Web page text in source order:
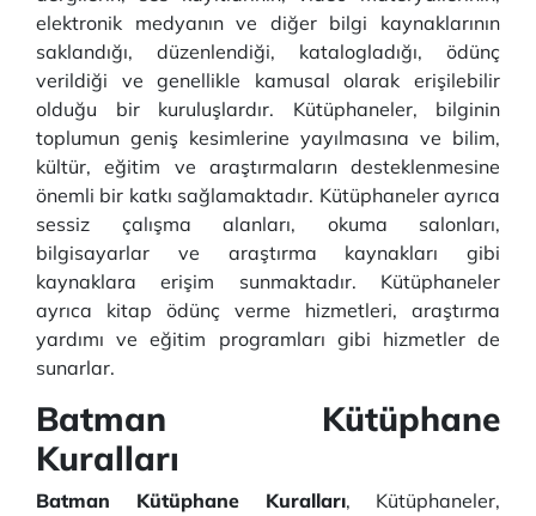
elektronik medyanın ve diğer bilgi kaynaklarının
saklandığı, düzenlendiği, katalogladığı, ödünç
verildiği ve genellikle kamusal olarak erişilebilir
olduğu bir kuruluşlardır. Kütüphaneler, bilginin
toplumun geniş kesimlerine yayılmasına ve bilim,
kültür, eğitim ve araştırmaların desteklenmesine
önemli bir katkı sağlamaktadır. Kütüphaneler ayrıca
sessiz çalışma alanları, okuma salonları,
bilgisayarlar ve araştırma kaynakları gibi
kaynaklara erişim sunmaktadır. Kütüphaneler
ayrıca kitap ödünç verme hizmetleri, araştırma
yardımı ve eğitim programları gibi hizmetler de
sunarlar.
Batman Kütüphane
Kuralları
Batman Kütüphane Kuralları, Kütüphaneler,